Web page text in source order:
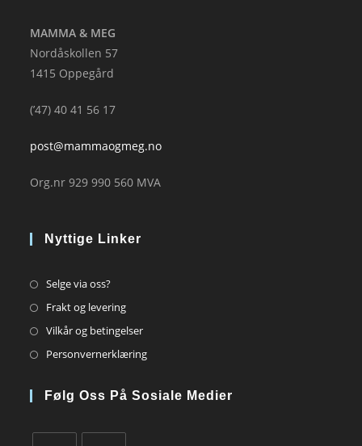
MAMMA & MEG
Nordåskollen 57
1415 Oppegård
(’47) 40 41 56 17
post@mammaogmeg.no
Org.nr 929 990 560 MVA
Nyttige Linker
Selge via oss?Opens
in
Frakt og leveringOpens
in
tab
Vilkår og betingelserOpens
in
new
PersonvernerklæringOpens
a
Følg Oss På Sosiale Medier